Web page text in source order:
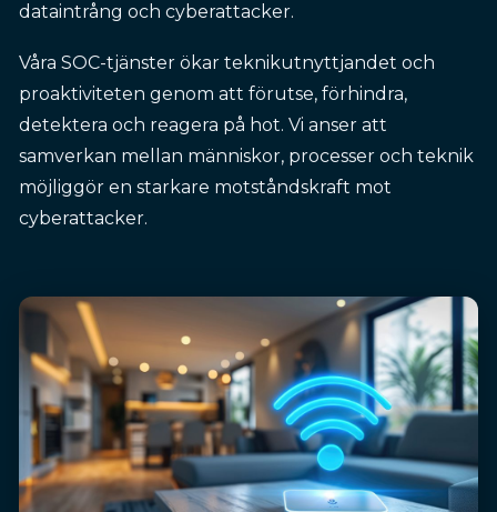
dataintrång och cyberattacker.
Våra SOC-tjänster ökar teknikutnyttjandet och
proaktiviteten genom att förutse, förhindra,
detektera och reagera på hot. Vi anser att
samverkan mellan människor, processer och teknik
möjliggör en starkare motståndskraft mot
cyberattacker.